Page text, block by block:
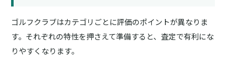
ゴルフクラブはカテゴリごとに評価のポイントが異なりま
す。それぞれの特性を押さえて準備すると、査定で有利にな
りやすくなります。